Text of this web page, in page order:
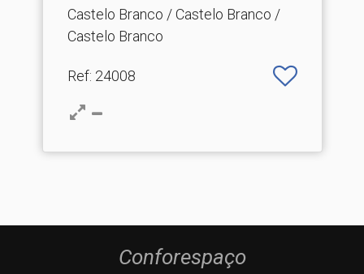
Castelo Branco / Castelo Branco /
Castelo Branco
Ref: 24008
Conforespaço